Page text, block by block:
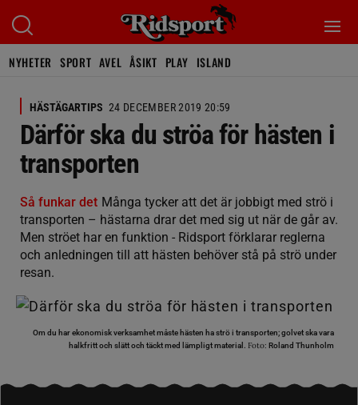
NYHETER SPORT AVEL ÅSIKT PLAY ISLAND
HÄSTÄGARTIPS 24 DECEMBER 2019 20:59
Därför ska du ströa för hästen i
transporten
Så funkar det Många tycker att det är jobbigt med strö i
transporten – hästarna drar det med sig ut när de går av.
Men ströet har en funktion - Ridsport förklarar reglerna
och anledningen till att hästen behöver stå på strö under
resan.
Om du har ekonomisk verksamhet måste hästen ha strö i transporten; golvet ska vara
halkfritt och slätt och täckt med lämpligt material. Foto: Roland Thunholm